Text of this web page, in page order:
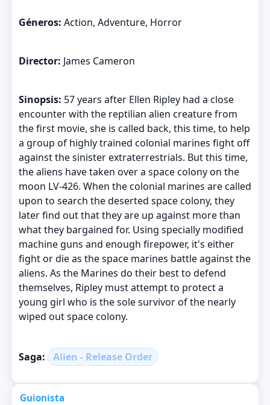
Géneros: Action, Adventure, Horror
Director: James Cameron
Sinopsis: 57 years after Ellen Ripley had a close
encounter with the reptilian alien creature from
the first movie, she is called back, this time, to help
a group of highly trained colonial marines fight off
against the sinister extraterrestrials. But this time,
the aliens have taken over a space colony on the
moon LV-426. When the colonial marines are called
upon to search the deserted space colony, they
later find out that they are up against more than
what they bargained for. Using specially modified
machine guns and enough firepower, it's either
fight or die as the space marines battle against the
aliens. As the Marines do their best to defend
themselves, Ripley must attempt to protect a
young girl who is the sole survivor of the nearly
wiped out space colony.
Saga: Alien - Release Order
Guionista